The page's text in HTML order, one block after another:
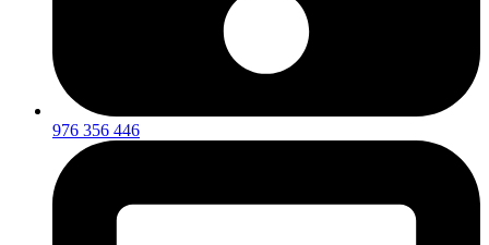
976 356 446